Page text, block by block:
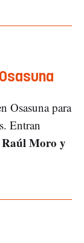
Osasuna para
Entran
Raúl Moro y